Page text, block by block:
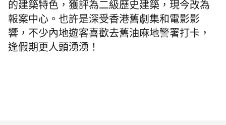
的建築特色，獲評為二級歷史建築，現今改為
報案中心。也許是深受香港舊劇集和電影影
響，不少內地遊客喜歡去舊油麻地警署打卡，
逢假期更人頭湧湧！